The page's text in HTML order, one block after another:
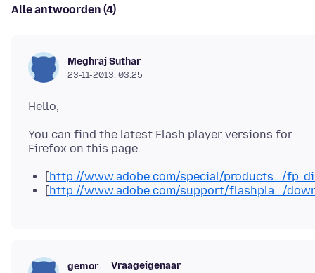
Alle antwoorden (4)
Meghraj Suthar
23-11-2013, 03:25
You can find the latest Flash player versions for
[http://www.adobe.com/special/products.../
[http://www.adobe.com/support/flashpla.../
gemor Vraageigenaar